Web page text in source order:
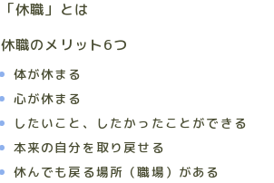
「休職」とは
休職のメリット6つ
体が休まる
心が休まる
したいこと、したかったことができる
本来の自分を取り戻せる
休んでも戻る場所（職場）がある